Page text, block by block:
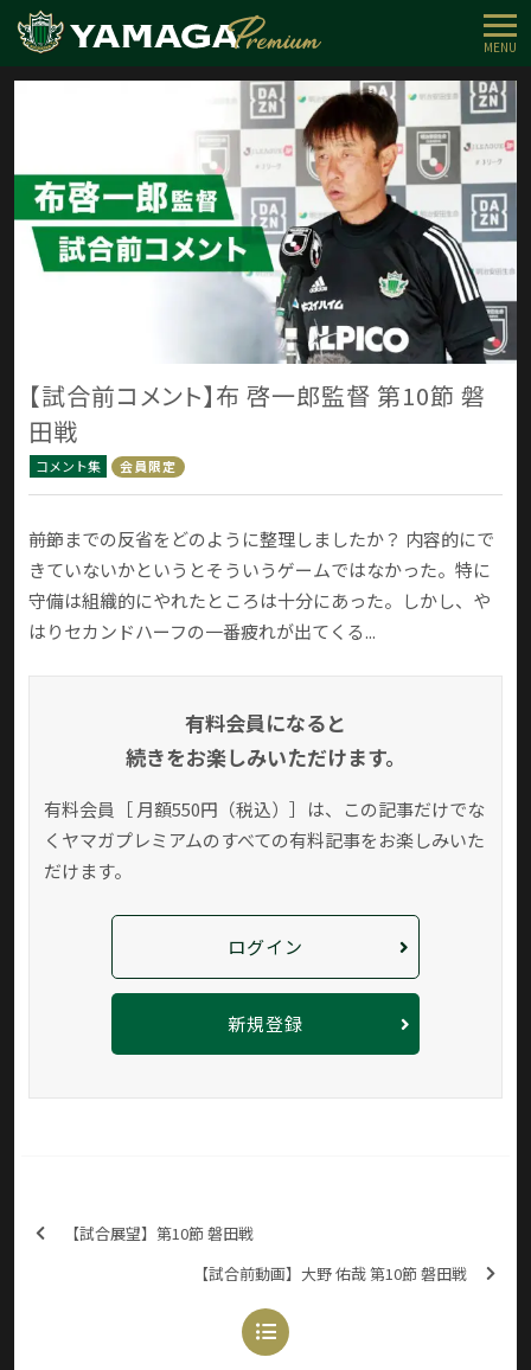
MENU
【試合前コメント】布 啓一郎監督 第10節 磐
田戦
コメント集 会員限定
――前節までの反省をどのように整理しましたか？ 内容的にで
きていないかというとそういうゲームではなかった。特に
守備は組織的にやれたところは十分にあった。しかし、や
はりセカンドハーフの一番疲れが出てくる...
有料会員になると
続きをお楽しみいただけます。
有料会員［ 月額550円（税込）］は、この記事だけでな
く ヤマガプレミアムのすべての有料記事をお楽しみいた
だけます。
ログイン
新規登録
【試合展望】第10節 磐田戦
【試合前動画】大野 佑哉 第10節 磐田戦